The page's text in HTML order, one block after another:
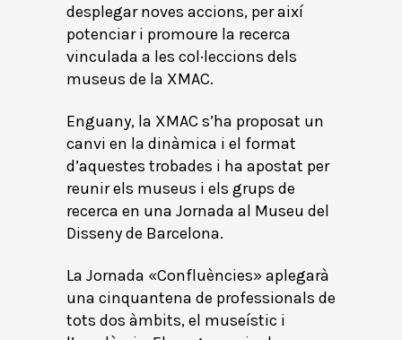
desplegar noves accions, per així
potenciar i promoure la recerca
vinculada a les col·leccions dels
museus de la XMAC.
Enguany, la XMAC s’ha proposat un
canvi en la dinàmica i el format
d’aquestes trobades i ha apostat per
reunir els museus i els grups de
recerca en una Jornada al Museu del
Disseny de Barcelona.
La Jornada «Confluències» aplegarà
una cinquantena de professionals de
tots dos àmbits, el museístic i